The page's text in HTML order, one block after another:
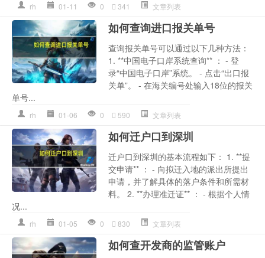
rh 01-11 0 341 文章列表
如何查询进口报关单号
查询报关单号可以通过以下几种方法：
1. **中国电子口岸系统查询** ： - 登
录“中国电子口岸”系统。 - 点击“出口报
关单”。 - 在海关编号处输入18位的报关
单号...
rh 01-06 0 590 文章列表
如何迁户口到深圳
迁户口到深圳的基本流程如下： 1. **提
交申请** ： - 向拟迁入地的派出所提出
申请，并了解具体的落户条件和所需材
料。 2. **办理准迁证** ： - 根据个人情
况...
rh 01-05 0 830 文章列表
如何查开发商的监管账户